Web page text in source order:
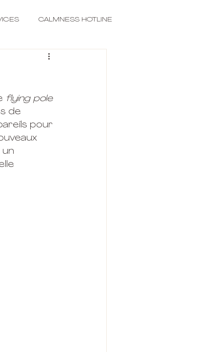
CALMNESS HOTLINE
flying pole
de
pour